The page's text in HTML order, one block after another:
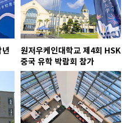
원저우케인대학교 제4회 HSK
중국 유학 박람회 참가